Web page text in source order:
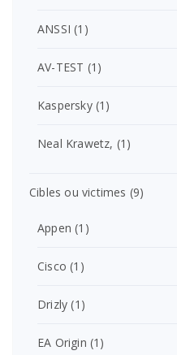
ANSSI (1)
AV-TEST (1)
Kaspersky(1)
Neal Krawetz, (1)
Cibles ou victimes (9)
Appen (1)
Cisco (1)
Drizly (1)
EA Origin (1)